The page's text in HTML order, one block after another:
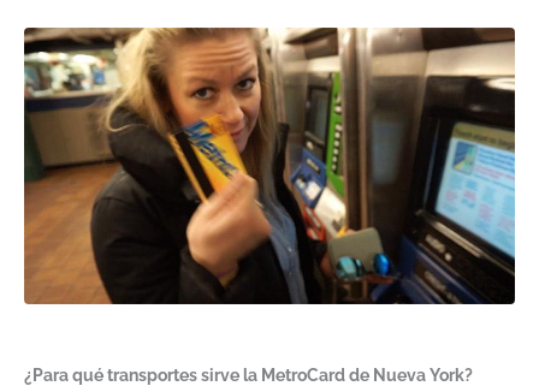
¿Para qué transportes sirve la MetroCard de Nueva York?